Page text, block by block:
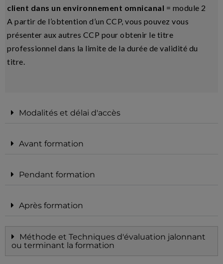
client dans un environnement omnicanal = module 2
A partir de l’obtention d’un CCP, vous pouvez vous
présenter aux autres CCP pour obtenir le titre
professionnel dans la limite de la durée de validité du
titre.
Modalités et délai d'accès
Avant formation
Pendant formation
Après formation
Méthode et Techniques d'évaluation jalonnant
ou terminant la formation